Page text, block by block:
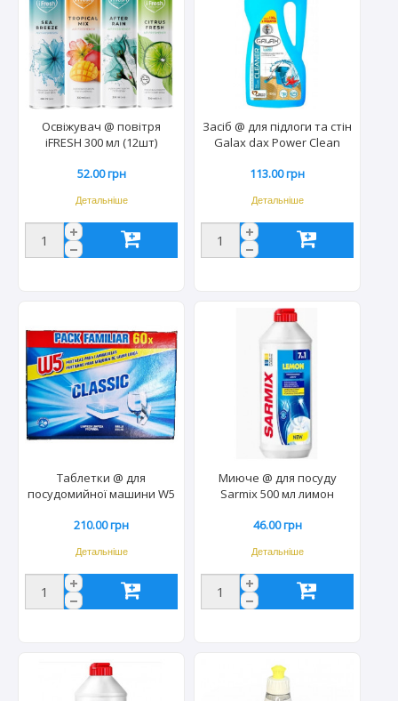
Освіжувач @ повітря
iFRESH 300 мл (12шт)
52.00 грн
Детальніше
Засіб @ для підлоги та стін
Galax dax Power Clean
113.00 грн
Детальніше
Таблетки @ для
посудомийної машини W5
210.00 грн
Детальніше
Миюче @ для посуду
Sarmix 500 мл лимон
46.00 грн
Детальніше